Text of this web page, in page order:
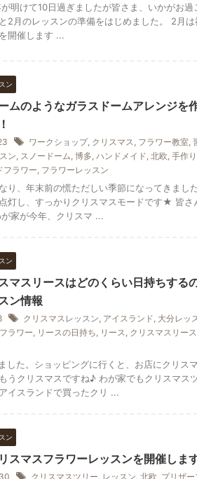
明けて10日過ぎましたが皆さま、いかがお
2月のレッスンの準備をはじめました。 2月
開催します ...
ン
ムのようなガラスドームアレンジを
ワークショップ, クリスマス フラワー教室
ン スノードーム 博多 ハンドメイド 北欧 手作
フラワー フラワーレッスン
り、年末前の慌ただしい季節になってきまし
灯し、すっかりクリスマスモードです★ 皆さ
家が今年、クリスマ ...
ン
マスリースはどのくらい日持ちす
ン情報
クリスマスレッスン アイスランド 大分レッ
ラワー リースの日持ち リース クリスマスリース
した。ショッピングに行くと、お店にクリス
うクリスマスですね♪ わが家でもクリスマス
イスランドで買ったクリ ...
ン
スマスフラワーレッスンを開催しま
クリスマスツリー レッスン 北欧 プリザ